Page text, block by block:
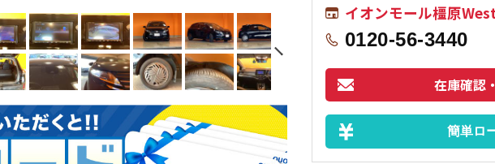
イオンモール橿原
0120-56-3440
在庫確認
簡単ロ